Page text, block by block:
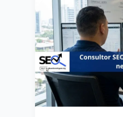
SEO
Internacional
|
Expande
tu
negocio